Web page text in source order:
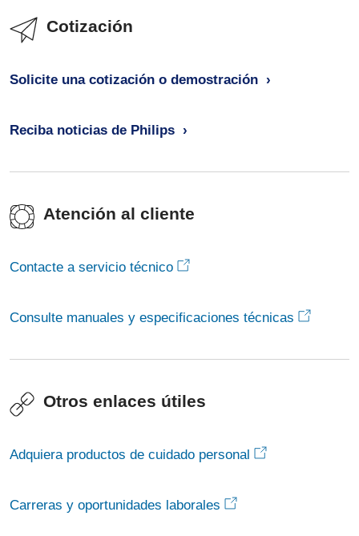
Cotización
Solicite una cotización o demostración
Reciba noticias de Philips
Atención al cliente
Contacte a servicio técnico
Consulte manuales y especificaciones técnicas
Otros enlaces útiles
Adquiera productos de cuidado personal
Carreras y oportunidades laborales